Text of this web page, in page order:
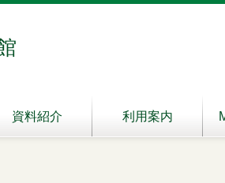
資料紹介 利用案内